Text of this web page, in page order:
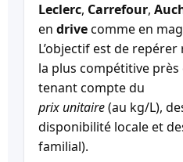
Leclerc, Carrefour,
en drivecomme en
L’objectif est de
la plus compétitive près
tenant compte du
prix unitaire(au kg/L),
disponibilité locale et
familial).